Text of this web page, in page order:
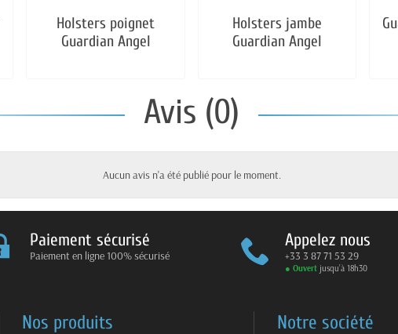
Holsters poignet
Guardian Angel
Holsters jambe
Guardian Angel
Avis (0)
Aucun avis n'a été publié pour le moment.
Paiement sécurisé
Paiement en ligne 100% sécurisé
Appelez nous
+33 3 87 71 53 29
● Ouvertjusqu’à 18h30
Nos produits Notre société